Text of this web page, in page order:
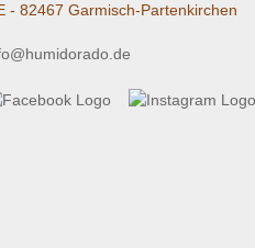
- 82467 Garmisch-Partenkirchen